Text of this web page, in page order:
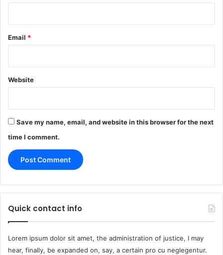
Email *
Website
Save my name, email, and website in this browser for the next
time I comment.
Quick contact info
Lorem ipsum dolor sit amet, the administration of justice, I may
hear, finally, be expanded on, say, a certain pro cu neglegentur.